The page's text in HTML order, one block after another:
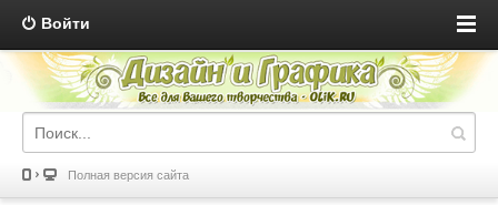
Войти
Полная версия сайта